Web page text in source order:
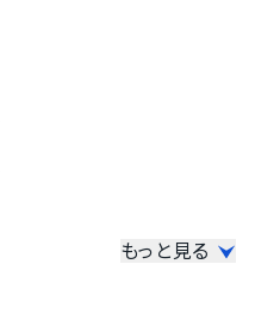
もっと見る